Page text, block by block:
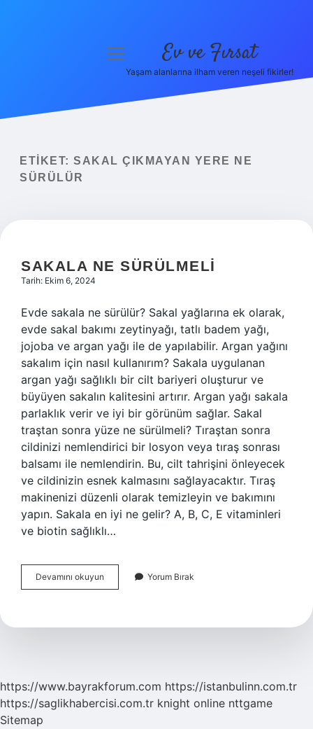
Yasal Uyarı
menüyü
Ev ve Fırsat
Yaşam alanlarına ilham veren neşeli fikirler!
ETIKET: SAKAL ÇIKMAYAN YERE NE
SÜRÜLÜR
SAKALA NE SÜRÜLMELI
Tarih: Ekim 6, 2024
Evde sakala ne sürülür? Sakal yağlarına ek olarak,
evde sakal bakımı zeytinyağı, tatlı badem yağı,
jojoba ve argan yağı ile de yapılabilir. Argan yağını
sakalım için nasıl kullanırım? Sakala uygulanan
argan yağı sağlıklı bir cilt bariyeri oluşturur ve
büyüyen sakalın kalitesini artırır. Argan yağı sakala
parlaklık verir ve iyi bir görünüm sağlar. Sakal
traştan sonra yüze ne sürülmeli? Tıraştan sonra
cildinizi nemlendirici bir losyon veya tıraş sonrası
balsamı ile nemlendirin. Bu, cilt tahrişini önleyecek
ve cildinizin esnek kalmasını sağlayacaktır. Tıraş
makinenizi düzenli olarak temizleyin ve bakımını
yapın. Sakala en iyi ne gelir? A, B, C, E vitaminleri
ve biotin sağlıklı…
Devamını okuyun
Ne
Yorum Bırak
https://www.bayrakforum.com https://istanbulinn.com.tr
https://saglikhabercisi.com.tr knight online nttgame
Sitemap